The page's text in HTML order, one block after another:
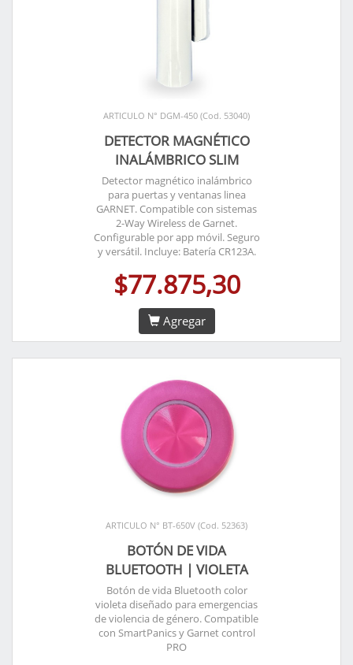
ARTICULO N° DGM-450 (Cod. 53040)
DETECTOR MAGNÉTICO
INALÁMBRICO SLIM
Detector magnético inalámbrico
para puertas y ventanas linea
GARNET. Compatible con sistemas
2-Way Wireless de Garnet.
Configurable por app móvil. Seguro
y versátil. Incluye: Batería CR123A.
$77.875,30
Agregar
ARTICULO N° BT-650V (Cod. 52363)
BOTÓN DE VIDA
BLUETOOTH | VIOLETA
Botón de vida Bluetooth color
violeta diseñado para emergencias
de violencia de género. Compatible
con SmartPanics y Garnet control
PRO